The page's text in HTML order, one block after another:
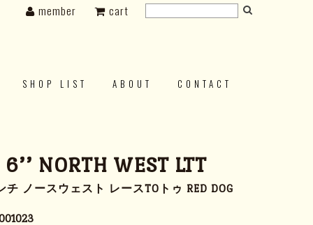
SHOP LIST ABOUT CONTACT
member cart
NORTH WEST LTT
チ ノースウェスト レースTOトゥ RED DOG